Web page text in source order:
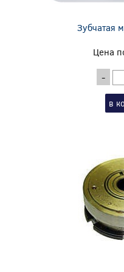
Зубчатая
Цена
-
в